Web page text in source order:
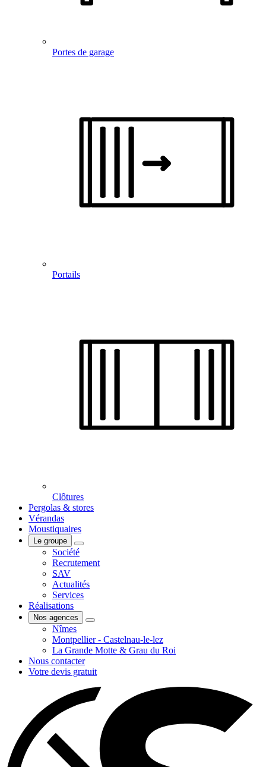
Portes de garage
Portails
Clôtures
Pergolas & stores
Vérandas
Moustiquaires
Le groupe
Société
Recrutement
SAV
Actualités
Services
Réalisations
Nos agences
Nîmes
Montpellier - Castelnau-le-lez
La Grande Motte & Grau du Roi
Nous contacter
Votre devis gratuit